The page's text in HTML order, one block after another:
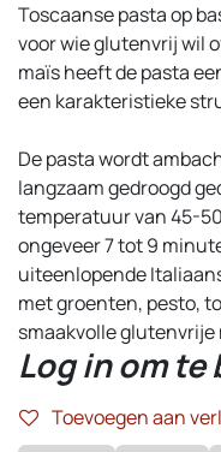
Toscaanse pasta op
voor wie glutenvrij wil
maïs heeft de pasta
een karakteristieke
De pasta wordt
langzaam gedroogd
temperatuur van 45-
ongeveer 7 tot 9
uiteenlopende
met groenten, pesto,
smaakvolle glutenvrije
Log in om
Toevoegen aan